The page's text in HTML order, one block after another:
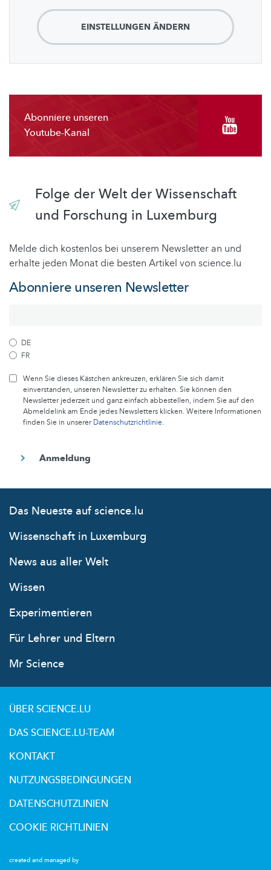
EINSTELLUNGEN ÄNDERN
Abonniere unseren
Youtube-Kanal
Folge der Welt der Wissenschaft
und Forschung in Luxemburg
Melde dich kostenlos bei unserem Newsletter an und
erhalte jeden Monat die besten Artikel von science.lu
Abonniere unseren Newsletter
DE
FR
Wenn Sie dieses Kästchen ankreuzen, erklären Sie sich damit
einverstanden, unseren Newsletter zu erhalten. Sie können den
Newsletter jederzeit und ganz einfach abbestellen, indem Sie auf den
Abmeldelink am Ende jedes Newsletters klicken. Weitere Informationen
finden Sie in unsererDatenschutzrichtlinie.
Das Neueste auf science.lu
Wissenschaft in Luxemburg
News aus aller Welt
Wissen
Experimentieren
Für Lehrer und Eltern
Mr Science
created and managed by
ÜBER SCIENCE.LU
DAS SCIENCE.LU-TEAM
KONTAKT
NUTZUNGSBEDINGUNGEN
DATENSCHUTZLINIEN
COOKIE RICHTLINIEN